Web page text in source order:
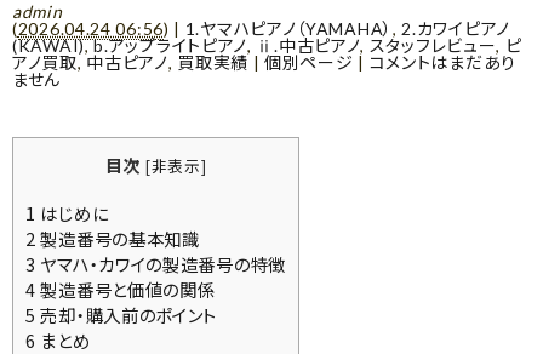
admin
(2026.04.24 06:56) | 1.ヤマハピアノ（YAMAHA） , 2.カワイピアノ
(KAWAI),b.アップライトピアノ, ⅱ.中古ピアノ, スタッフレビュー, ピ
アノ買取, 中古ピアノ, 買取実績 |個別ページ | コメントはまだあり
ません
目次 [非表示]
1 はじめに
2 製造番号の基本知識
3 ヤマハ・カワイの製造番号の特徴
4製造番号と価値の関係
5 売却・購入前のポイント
6 まとめ